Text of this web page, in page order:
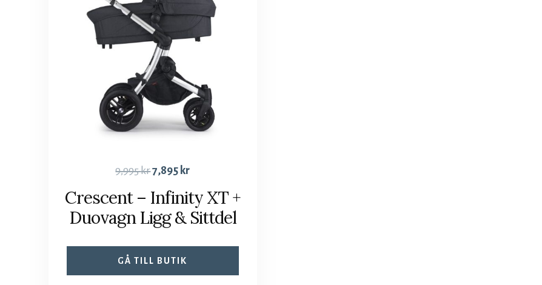
9,995kr7,895 kr
Crescent – Infinity XT +
Duovagn Ligg & Sittdel
GÅ TILL BUTIK